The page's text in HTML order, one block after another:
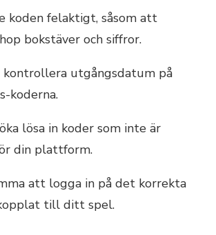
koden felaktigt, såsom att
bokstäver och siffror.
utgångsdatum på
koderna.
lösa in koder som inte är
din plattform.
att logga in på det korrekta
till ditt spel.